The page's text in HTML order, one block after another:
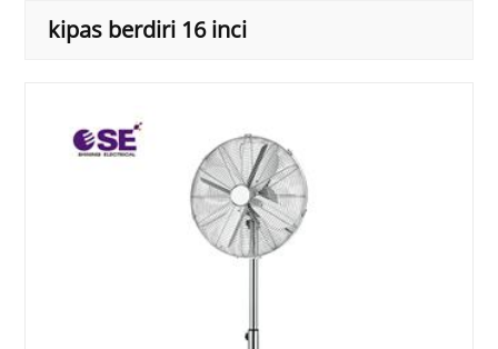
kipas berdiri 16 inci